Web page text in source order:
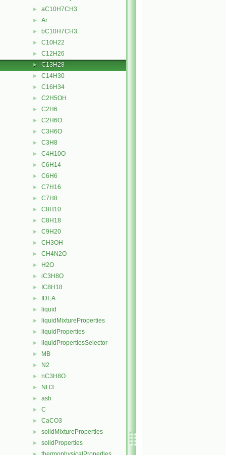
► aC10H7CH3
► Ar
► bC10H7CH3
► C10H22
► C12H26
► C13H28
► C14H30
► C16H34
► C2H5OH
► C2H6
► C2H6O
► C3H6O
► C3H8
► C4H10O
► C6H14
► C6H6
► C7H16
► C7H8
► C8H10
► C8H18
► C9H20
► CH3OH
► CH4N2O
► H2O
► iC3H8O
► IC8H18
► IDEA
► liquid
► liquidMixtureProperties
► liquidProperties
► liquidPropertiesSelector
► MB
► N2
► nC3H8O
► NH3
► ash
► C
► CaCO3
► solidMixtureProperties
► solidProperties